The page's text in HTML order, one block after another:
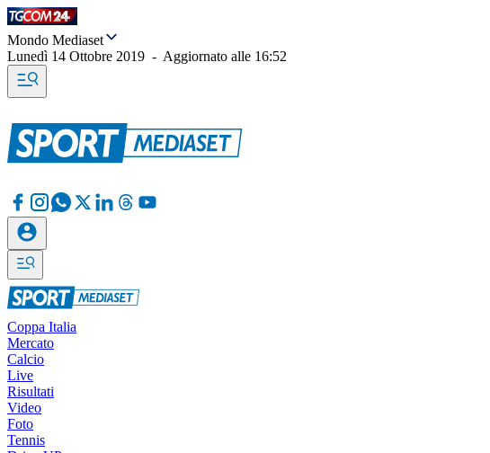
Mondo Mediaset
Lunedì 14 Ottobre 2019 - Aggiornato alle 16:52
Coppa Italia
Mercato
Calcio
Live
Risultati
Video
Foto
Tennis